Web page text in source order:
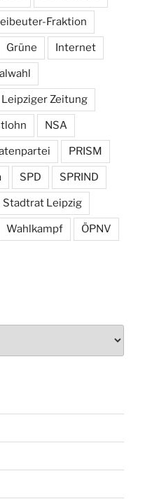
Fraktion
Grüne Internet
Leipziger Zeitung
NSA
PRISM
SPD SPRIND
Stadtrat Leipzig
Wahlkampf ÖPNV